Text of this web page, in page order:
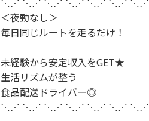
＜夜勤なし＞
毎日同じルートを走るだけ！
未経験から安定収入をGET★
生活リズムが整う
食品配送ドライバー◎
⋱⋰ ⋱⋰ ⋱⋰ ⋱⋰ ⋱⋰ ⋱⋰ ⋱⋰